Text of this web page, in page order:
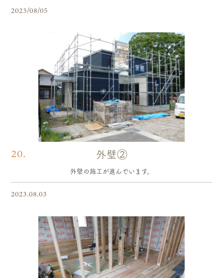
2023/08/05
20. 外壁②
外壁の施工が進んでいます。
2023.08.03